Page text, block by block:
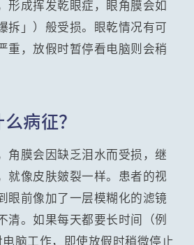
形成挥发乾眼症，眼角膜会如
拆」）般受损。眼乾情况有可
重，放假时暂停看电脑则会稍
病征？
角膜会因缺乏泪水而受损，继
就像皮肤皴裂一样。患者的视
眼前像加了一层模糊化的滤镜
清。如果每天都要长时间（例
脑工作，即使放假时稍微停止